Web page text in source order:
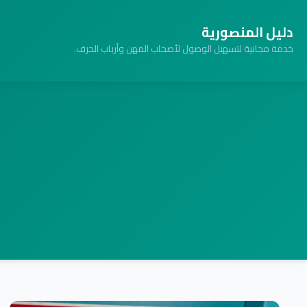
دليل المنصورية
خدمة مجانية لتسهيل الوصول لأصحاب المهن وأرباب الحرف.